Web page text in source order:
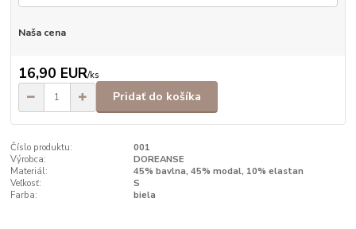
Naša cena
16,90 EUR/ks
Pridať do košíka
Číslo produktu:
001
Výrobca:
DOREANSE
Materiál:
45% bavlna, 45% modal, 10% elastan
Veľkosť:
S
Farba:
biela